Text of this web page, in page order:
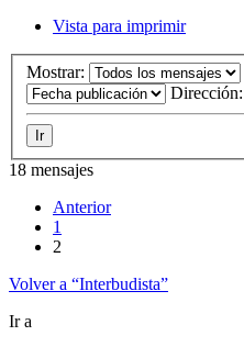
Vista para imprimir
Mostrar:
Dirección:
18 mensajes
Anterior
1
2
Volver a “Interbudista”
Ir a